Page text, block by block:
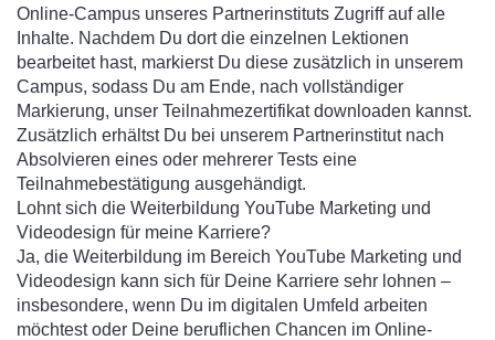
Online-Campus unseres Partnerinstituts Zugriff auf alle
Inhalte. Nachdem Du dort die einzelnen Lektionen
bearbeitet hast, markierst Du diese zusätzlich in unserem
Campus, sodass Du am Ende, nach vollständiger
Markierung, unser Teilnahmezertifikat downloaden kannst.
Zusätzlich erhältst Du bei unserem Partnerinstitut nach
Absolvieren eines oder mehrerer Tests eine
Teilnahmebestätigung ausgehändigt.
Lohnt sich die Weiterbildung YouTube Marketing und
Videodesign für meine Karriere?
Ja, die Weiterbildung im Bereich YouTube Marketing und
Videodesign kann sich für Deine Karriere sehr lohnen –
insbesondere, wenn Du im digitalen Umfeld arbeiten
möchtest oder Deine beruflichen Chancen im Online-